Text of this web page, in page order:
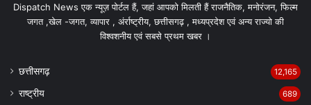
Dispatch News एक न्यूज़ पोर्टल हैं, जहां आपको मिलती हैं राजनैतिक, मनोरंजन, फिल्म
जगत ,खेल -जगत, व्यापार , अंर्राष्ट्रीय, छत्तीसगढ़ , मध्यप्रदेश एवं अन्य राज्यो की
विश्वशनीय एवं सबसे प्रथम खबर ।
छत्तीसगढ़ 12,165
राष्ट्रीय 689